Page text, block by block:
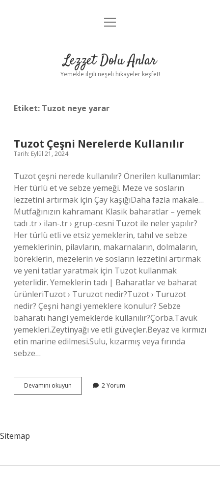
Anasayfa
Yasal Uyarı
menüyü
Lezzet Dolu Anlar
Yemekle ilgili neşeli hikayeler keşfet!
Etiket: Tuzot neye yarar
Tuzot Çeşni Nerelerde Kullanılır
Tarih: Eylül 21, 2024
Tuzot çeşni nerede kullanılır? Önerilen kullanımlar:
Her türlü et ve sebze yemeği. Meze ve sosların
lezzetini artırmak için Çay kaşığıDaha fazla makale…
Mutfağınızın kahramanı: Klasik baharatlar – yemek
tadı .tr › ilan-.tr › grup-cesni Tuzot ile neler yapılır?
Her türlü etli ve etsiz yemeklerin, tahıl ve sebze
yemeklerinin, pilavların, makarnaların, dolmaların,
böreklerin, mezelerin ve sosların lezzetini artırmak
ve yeni tatlar yaratmak için Tuzot kullanmak
yeterlidir. Yemeklerin tadı | Baharatlar ve baharat
ürünleriTuzot › Turuzot nedir?Tuzot › Turuzot
nedir? Çeşni hangi yemeklere konulur? Sebze
baharatı hangi yemeklerde kullanılır?Çorba.Tavuk
yemekleri.Zeytinyağı ve etli güveçler.Beyaz ve kırmızı
etin marine edilmesi.Sulu, kızarmış veya fırında
sebze…
Devamını okuyun
Çeşni
2 Yorum
Sitemap